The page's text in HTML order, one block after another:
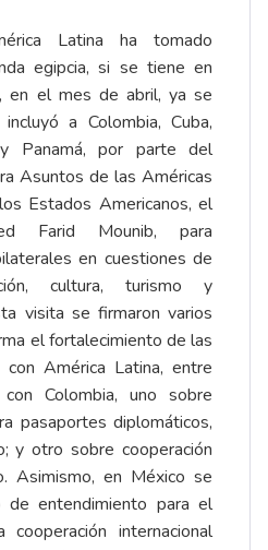
Latina ha tomado
egipcia, si se tiene en
en el mes de abril, ya se
a Colombia, Cuba,
Panamá, por parte del
Asuntos de las Américas
Estados Americanos, el
Farid Mounib, para
en cuestiones de
cultura, turismo y
visita se firmaron varios
el fortalecimiento de las
América Latina, entre
Colombia, uno sobre
pasaportes diplomáticos,
y otro sobre cooperación
Asimismo, en México se
de entendimiento para el
internacional